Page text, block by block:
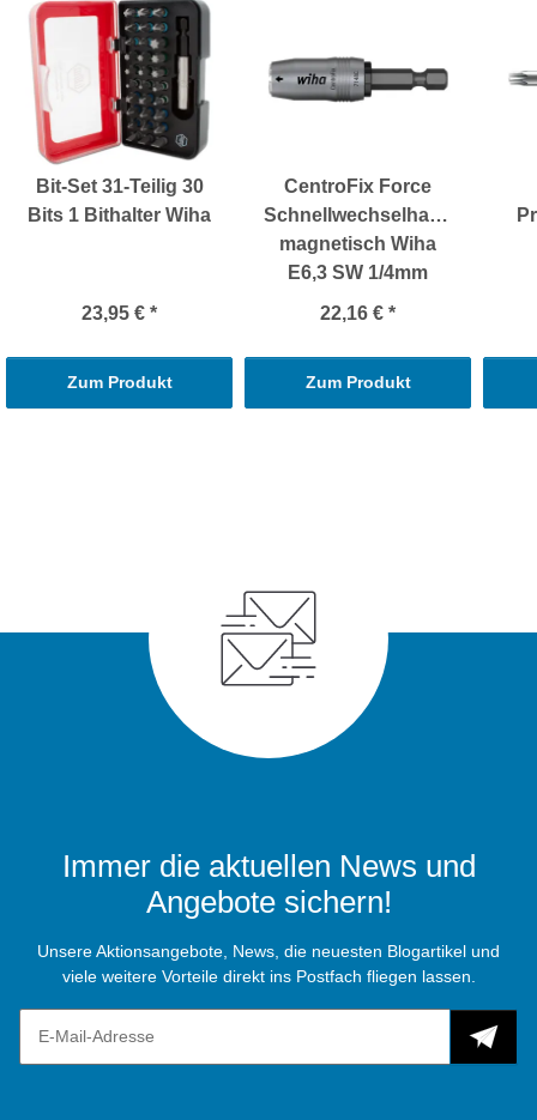
Bit-Set 31-Teilig 30
Bits 1 Bithalter Wiha
23,95 € *
Zum Produkt
CentroFix Force
Schnellwechselhalter
magnetisch Wiha
E6,3 SW 1/4mm
22,16 € *
Zum Produkt
Immer die aktuellen News und
Angebote sichern!
Unsere Aktionsangebote, News, die neuesten Blogartikel und
viele weitere Vorteile direkt ins Postfach fliegen lassen.